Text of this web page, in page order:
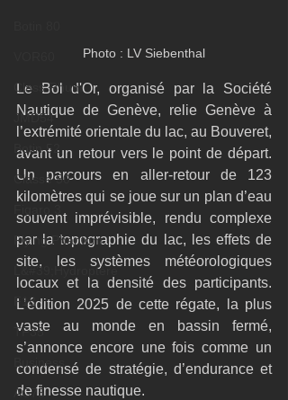
Class Rhum
JMD54
Botin 52
Classe 50
Flying Phantom
L&#39;Hydroptère
F18
TF35
Business
AC75
Photo : LV Siebenthal
Le Bol d'Or, organisé par la Société
Nautique de Genève, relie Genève à
l’extrémité orientale du lac, au Bouveret,
avant un retour vers le point de départ.
Un parcours en aller-retour de 123
kilomètres qui se joue sur un plan d’eau
souvent imprévisible, rendu complexe
par la topographie du lac, les effets de
site, les systèmes météorologiques
locaux et la densité des participants.
L’édition 2025 de cette régate, la plus
vaste au monde en bassin fermé,
s’annonce encore une fois comme un
condensé de stratégie, d’endurance et
de finesse nautique.